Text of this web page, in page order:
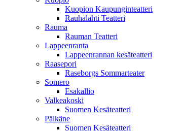
Kuopion Kaupunginteatteri
Rauhalahti Teatteri
Rauma
Rauman Teatteri
Lappeenranta
Lappeenrannan kesäteatteri
Raasepori
Raseborgs Sommarteater
Somero
Esakallio
Valkeakoski
Suomen Kesäteatteri
Pälkäne
Suomen Kesäteatteri